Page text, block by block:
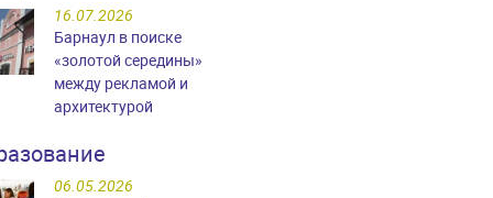
16.07.2026
Барнаул в поиске
«золотой середины»
между рекламой и
архитектурой
06.05.2026